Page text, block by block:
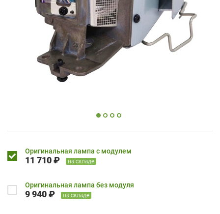
Оригинальная лампа с модулем
11 710 ₽ на складе
Оригинальная лампа без модуля
9 940 ₽ на складе